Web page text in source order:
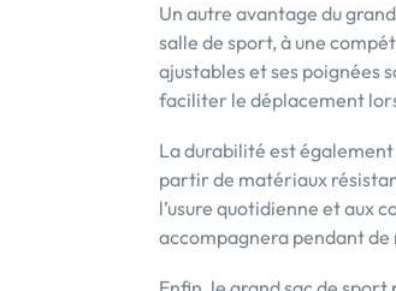
Un autre avantage du
salle de sport, à une
ajustables et ses poignées
faciliter le déplacement
La durabilité est
partir de matériaux
l’usure quotidienne et aux
accompagnera pendant de